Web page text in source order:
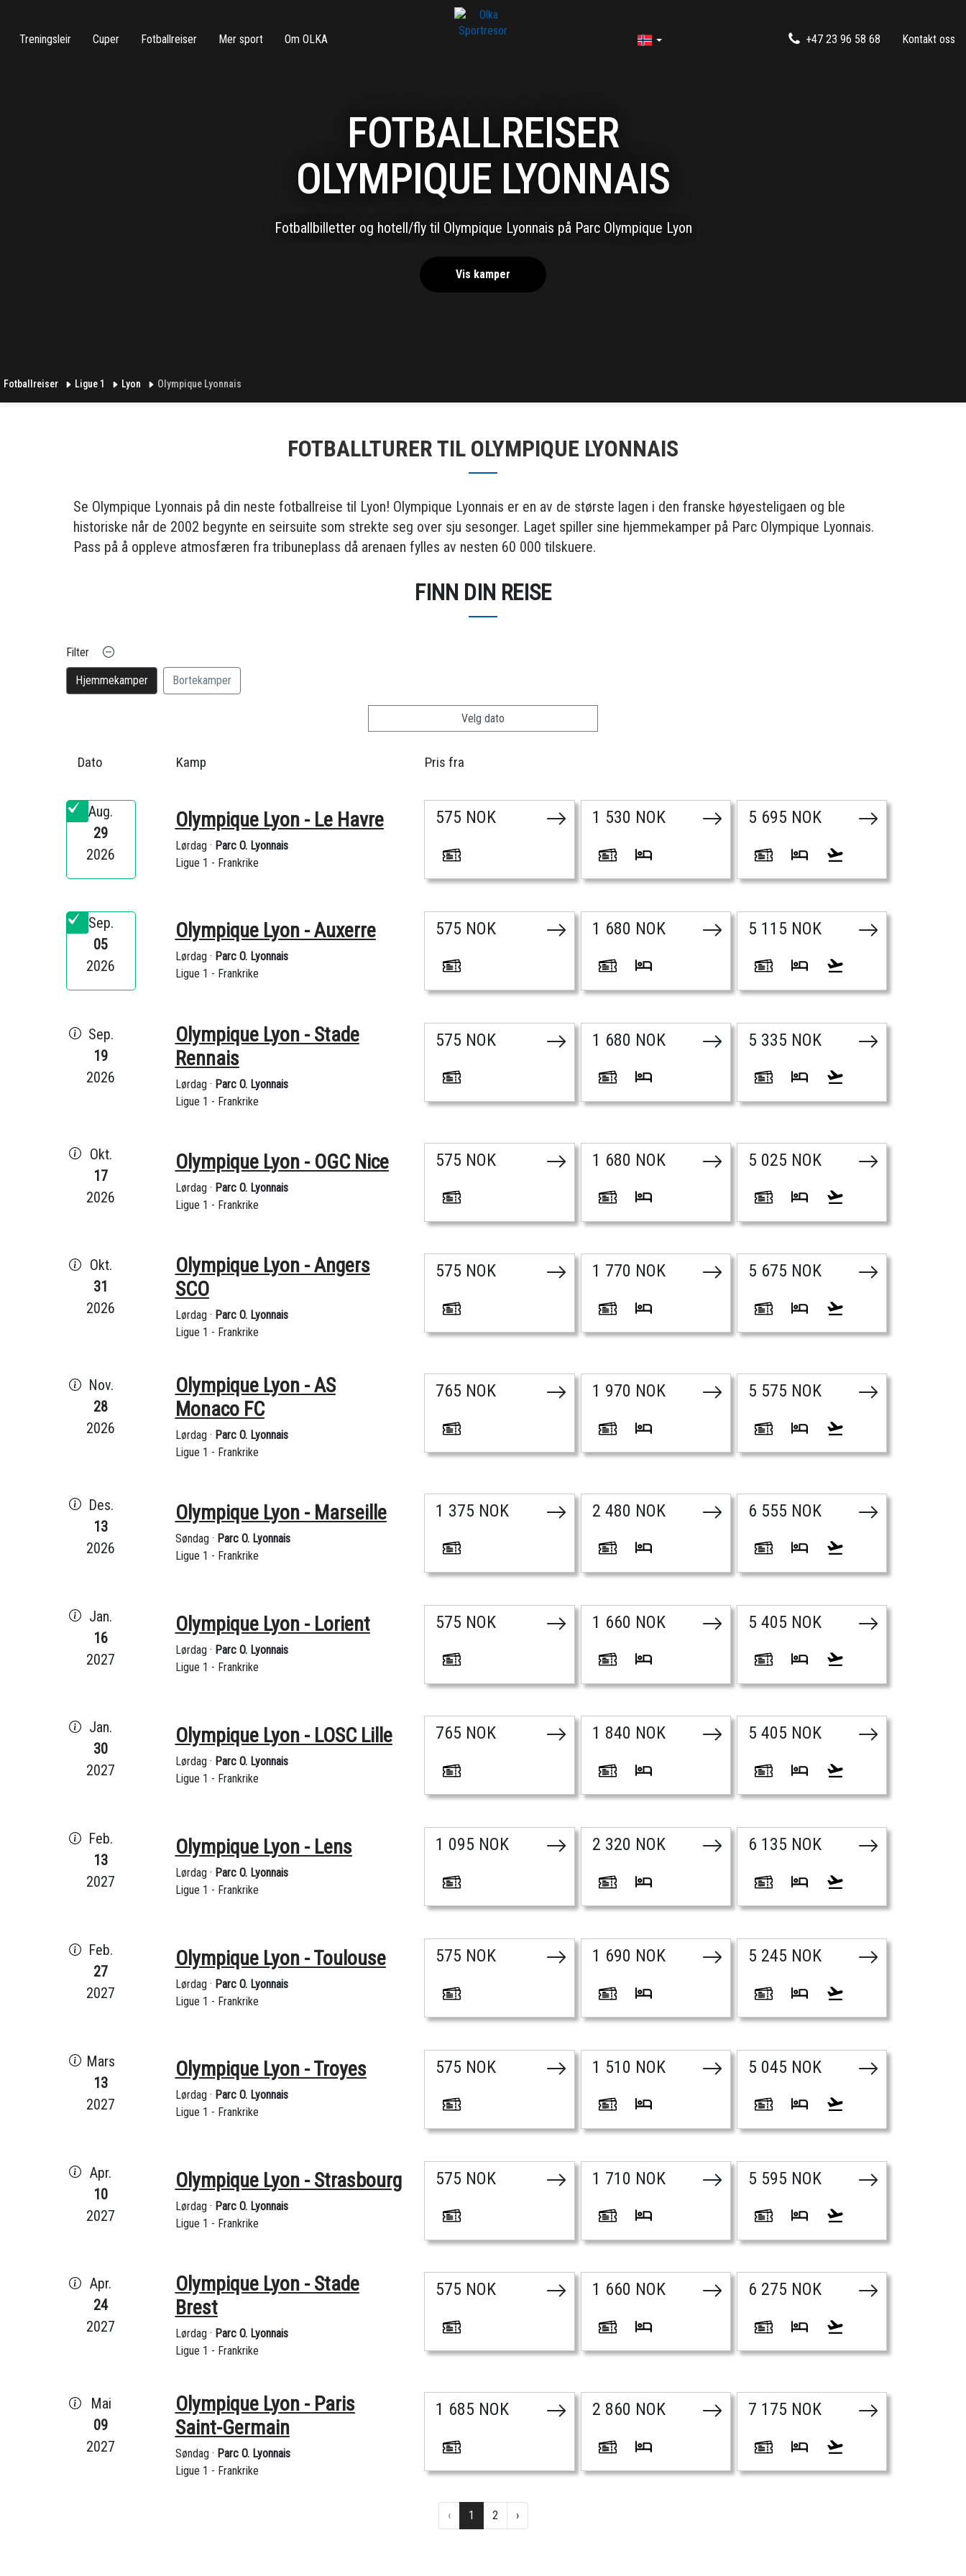
Treningsleir Cuper Fotballreiser Mer sport Om OLKA +47 23 96 58 68 Kontakt oss
FOTBALLREISER
OLYMPIQUE LYONNAIS
Fotballbilletter og hotell/fly til Olympique Lyonnais på Parc Olympique Lyon
Vis kamper
Fotballreiser Ligue 1 Lyon Olympique Lyonnais
FOTBALLTURER TIL OLYMPIQUE LYONNAIS
Se Olympique Lyonnais på din neste fotballreise til Lyon! Olympique Lyonnais er en av de største lagen i den franske høyesteligaen og ble
historiske når de 2002 begynte en seirsuite som strekte seg over sju sesonger. Laget spiller sine hjemmekamper på Parc Olympique Lyonnais.
Pass på å oppleve atmosfæren fra tribuneplass då arenaen fylles av nesten 60 000 tilskuere.